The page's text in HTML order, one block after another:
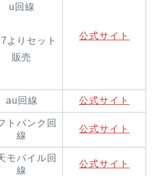
u回線
よりセット
販売
公式サイト
au回線 公式サイト
トバンク回
線
公式サイト
モバイル回
線
公式サイト